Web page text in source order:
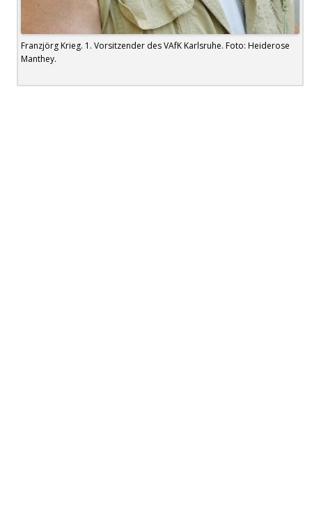
Franzjörg Krieg. 1. Vorsitzender des VAfK Karlsruhe. Foto: Heiderose
Manthey.